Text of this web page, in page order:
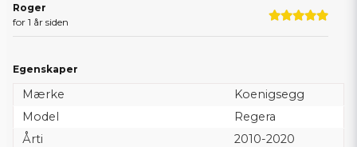
Roger
for 1 år siden
Egenskaper
Mærke
Koenigsegg
Model
Regera
Årti
2010-2020